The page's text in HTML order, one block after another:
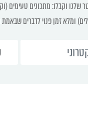
שלנו וקבלו: מתכונים טעימים
ומלא זמן פנוי לדברים